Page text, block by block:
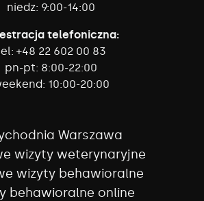
niedz: 9:00-14:00
telefoniczna:
+48 22 602 00 83
pn-pt: 8:00-22:00
10:00-20:00
Warszawa
wizyty weterynaryjne
wizyty behawioralne
behawioralne online